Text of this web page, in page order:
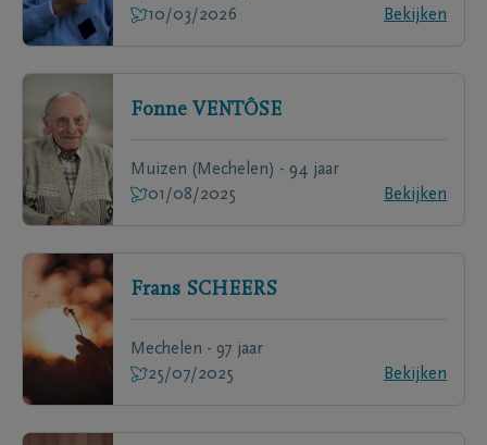
10/03/2026
Bekijken
Fonne VENTÔSE
Muizen (Mechelen) - 94 jaar
01/08/2025
Bekijken
Frans SCHEERS
Mechelen - 97 jaar
25/07/2025
Bekijken